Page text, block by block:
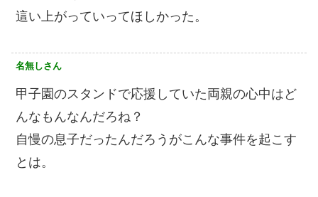
這い上がっていってほしかった。
名無しさん
甲子園のスタンドで応援していた両親の心中はど
んなもんなんだろね？
自慢の息子だったんだろうがこんな事件を起こす
とは。